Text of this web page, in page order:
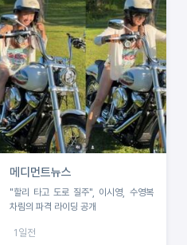
메디먼트뉴스
"할리 타고 도로 질주", 이시영, 수영복
차림의 파격 라이딩 공개
1일전